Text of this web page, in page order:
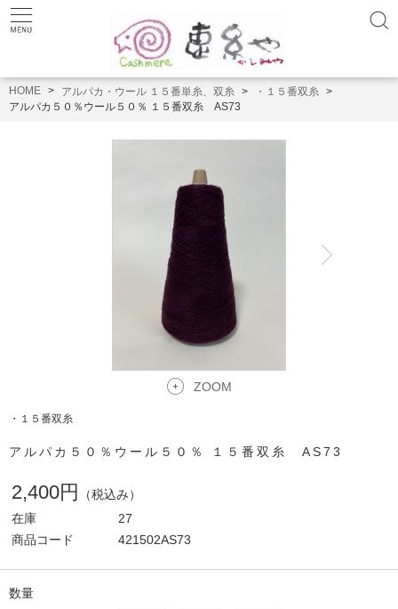
HOME アルパカ・ウール １５番単糸、双糸
・１５番双糸
アルパカ５０％ウール５０％ １５番双糸 AS73
ZOOM
・１５番双糸
アルパカ５０％ウール５０％ １５番双糸 AS73
2,400円
（税込み）
在庫
27
商品コード
421502AS73
数量